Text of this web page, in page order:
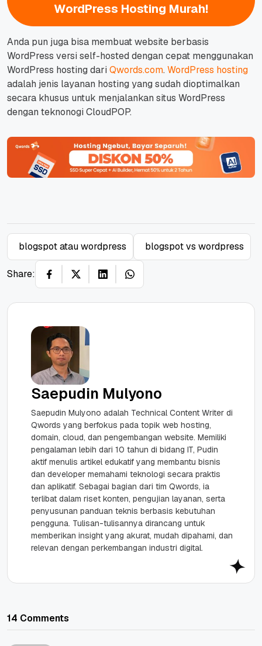
WordPress Hosting Murah!
Anda pun juga bisa membuat website berbasis
WordPress versi self-hosted dengan cepat menggunakan
WordPress hosting dari Qwords.com. WordPress hosting
adalah jenis layanan hosting yang sudah dioptimalkan
secara khusus untuk menjalankan situs WordPress
dengan teknonogi CloudPOP.
blogspot atau wordpress blogspot vs wordpress
Share:
Saepudin Mulyono
Saepudin Mulyono adalah Technical Content Writer di
Qwords yang berfokus pada topik web hosting,
domain, cloud, dan pengembangan website. Memiliki
pengalaman lebih dari 10 tahun di bidang IT, Pudin
aktif menulis artikel edukatif yang membantu bisnis
dan developer memahami teknologi secara praktis
dan aplikatif. Sebagai bagian dari tim Qwords, ia
terlibat dalam riset konten, pengujian layanan, serta
penyusunan panduan teknis berbasis kebutuhan
pengguna. Tulisan-tulisannya dirancang untuk
memberikan insight yang akurat, mudah dipahami, dan
relevan dengan perkembangan industri digital.
14 Comments